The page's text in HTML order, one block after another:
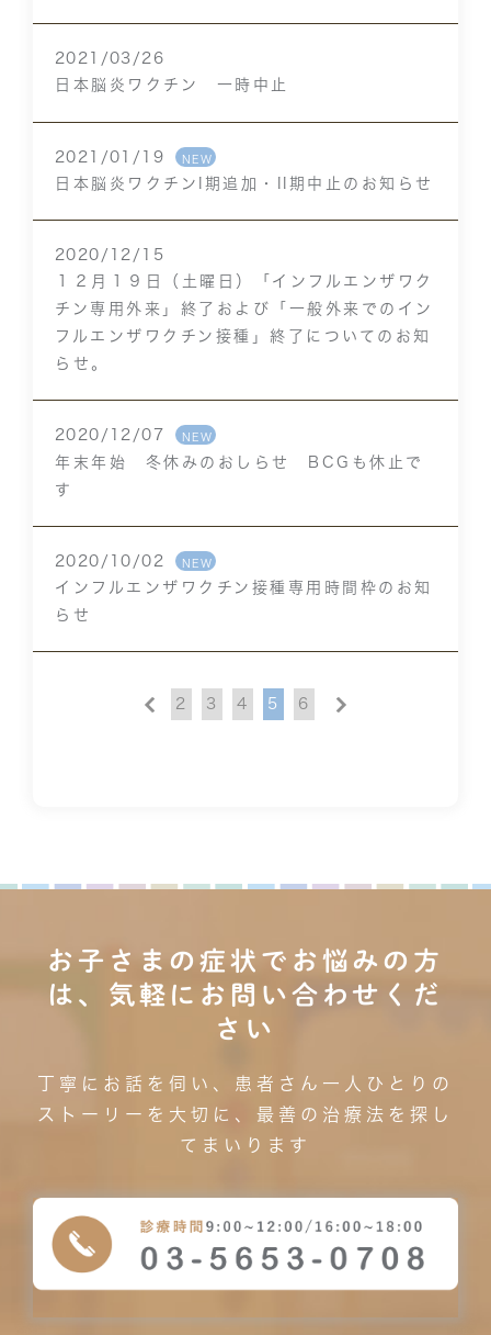
2021/03/26
日本脳炎ワクチン 一時中止
2021/01/19 NEW
日本脳炎ワクチンI期追加・II期中止のお知らせ
2020/12/15
１２月１９日（土曜日）「インフルエンザワク
チン専用外来」終了および「一般外来でのイン
フルエンザワクチン接種」終了についてのお知
らせ。
2020/12/07 NEW
年末年始 冬休みのおしらせ BCGも休止で
す
2020/10/02 NEW
インフルエンザワクチン接種専用時間枠のお知
らせ
2 3 4 5 6
お子さまの症状でお悩みの方
は、気軽にお問い合わせくだ
さい
丁寧にお話を伺い、患者さん一人ひとりの
ストーリーを大切に、最善の治療法を探し
てまいります